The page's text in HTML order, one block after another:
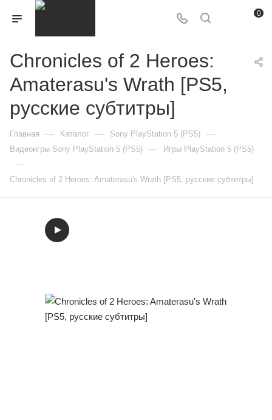
0
Chronicles of 2 Heroes:
Amaterasu's Wrath [PS5,
русские субтитры]
Главная — Каталог — Sony PlayStation 5 (PS5) —
Видеоигры Sony PlayStation 5 (PS5) — Игры PlayStation 5 (PS5)
—
Chronicles of 2 Heroes: Amaterasu's Wrath [PS5, русские субтитры]